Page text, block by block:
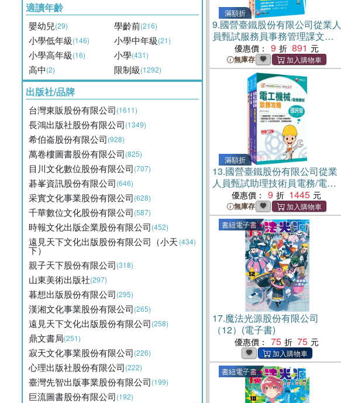
適讀年齡
嬰幼兒(29) 學齡前(216)
小學低年級(146) 小學中年級(21)
小學高年級(16) 小學(431)
高中(2) 限制級(1292)
出版社/品牌
台灣東販股份有限公司(1611)
長鴻出版社股份有限公司(1349)
希伯崙股份有限公司(928)
萬卷樓圖書股份有限公司(825)
目川文化數位股份有限公司(707)
碁峯資訊股份有限公司(646)
采實文化事業股份有限公司(628)
千華數位文化股份有限公司(587)
時報文化出版企業股份有限公司(452)
遠見天下文化出版股份有限公司（小天
下）
(434)
親子天下股份有限公司(318)
山東美術出版社(297)
暮想出版股份有限公司(295)
漢湘文化事業股份有限公司(265)
遠見天下文化出版股份有限公司(258)
鼎文書局(251)
寂天文化事業股份有限公司(226)
心理出版社股份有限公司(222)
臺灣先智出版事業股份有限公司(199)
巨流圖書股份有限公司(192)
滿額折
9.國營臺鐵股份有限公司從業人
員甄試服務員事務管理課文版
套書（共二冊）
優惠價： 9 891
無庫存
滿額折
13.國營臺鐵股份有限公司從業
人員甄試助理技術員電務/電力
課文版套書（共三冊）
優惠價： 9 1445
無庫存
書紐電子書
17.魔法光源股份有限公司
（12）(電子書)
優惠價： 75 75
書紐電子書